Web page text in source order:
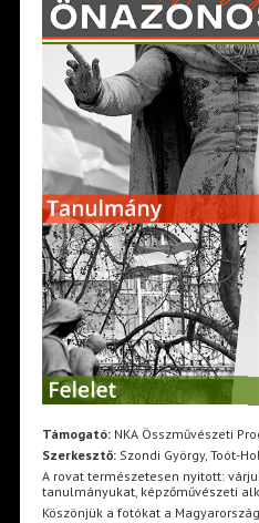
Támogató:NKA Összművészeti
Szerkesztő:Szondi György, Toót-
A rovat természetesen nyitott:
tanulmányukat, képzőművészeti
Köszönjük a fotókat a